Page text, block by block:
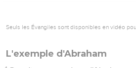
Seuls les Évangiles sont disponibles en vidéo
L'exemple d'Abraham